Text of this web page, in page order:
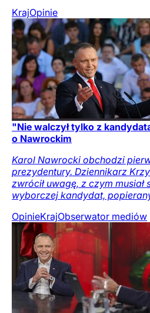
KrajOpinie
"Nie walczył tylko z
o Nawrockim
Karol Nawrocki obchodzi
prezydentury. Dziennikarz
zwrócił uwagę, z czym
wyborczej kandydat,
OpinieKrajObserwator mediów